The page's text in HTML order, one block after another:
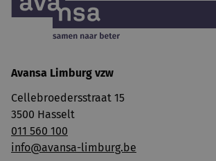
Avansa Limburg vzw
Cellebroedersstraat 15
3500 Hasselt
011 560 100
info@avansa-limburg.be